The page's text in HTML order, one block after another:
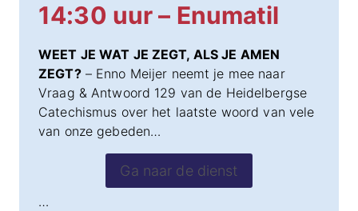
14:30 uur – Enumatil
WEET JE WAT JE ZEGT, ALS JE AMEN
ZEGT?– Enno Meijer neemt je mee naar
Vraag & Antwoord 129 van de Heidelbergse
Catechismus over het laatste woord van vele
van onze gebeden…
Ga naar de dienst
…